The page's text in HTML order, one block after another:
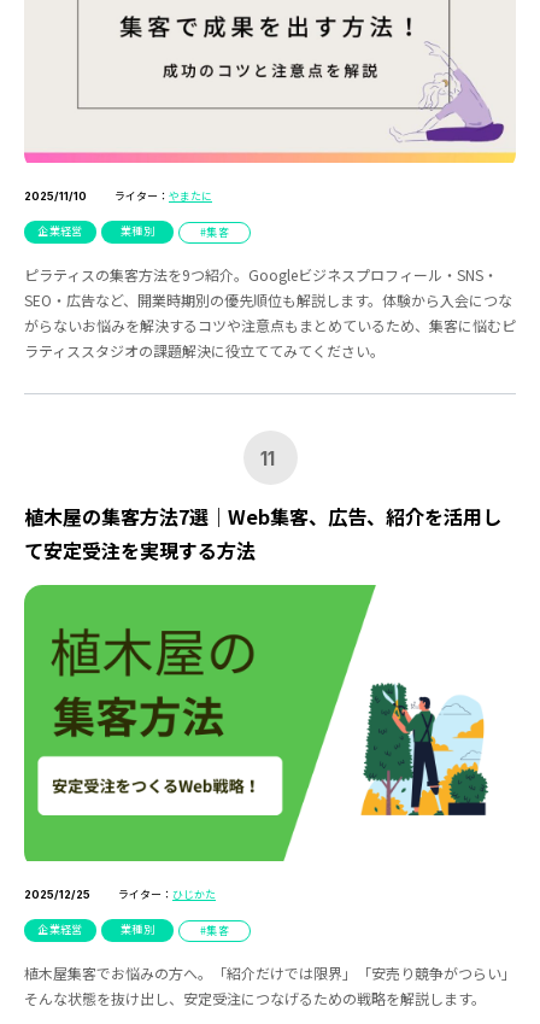
2025/11/10 ライター： やまたに
企業経営 業種別 集客
ピラティスの集客方法を9つ紹介。Googleビジネスプロフィール・SNS・
SEO・広告など、開業時期別の優先順位も解説します。体験から入会につな
がらないお悩みを解決するコツや注意点もまとめているため、集客に悩むピ
ラティススタジオの課題解決に役立ててみてください。
11
植木屋の集客方法7選｜Web集客、広告、紹介を活用し
て安定受注を実現する方法
2025/12/25 ライター： ひじかた
企業経営 業種別 集客
植木屋集客でお悩みの方へ。「紹介だけでは限界」「安売り競争がつらい」
そんな状態を抜け出し、安定受注につなげるための戦略を解説します。